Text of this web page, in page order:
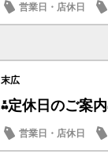
営業日・店休日
末広
⁂定休日のご案
営業日・店休日